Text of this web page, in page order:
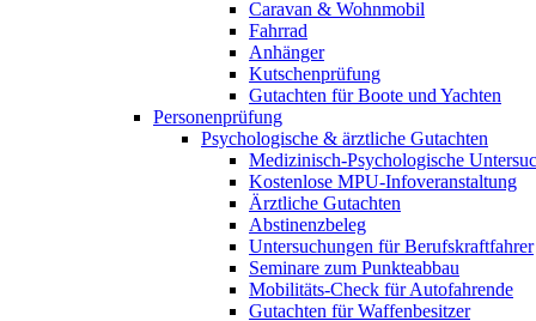
Caravan & Wohnmobil
Fahrrad
Anhänger
Kutschenprüfung
Gutachten für Boote und Yachten
Personenprüfung
Psychologische & ärztliche Gutachten
Medizinisch-Psychologische
Kostenlose MPU-Infoveranstaltung
Ärztliche Gutachten
Abstinenzbeleg
Untersuchungen für Berufskraftfahrer
Seminare zum Punkteabbau
Mobilitäts-Check für Autofahrende
Gutachten für Waffenbesitzer